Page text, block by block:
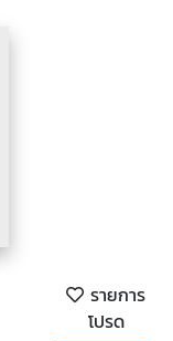
รายการ
โปรด